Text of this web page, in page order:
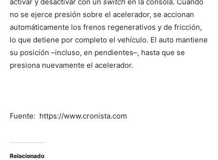
no se ejerce presión sobre el acelerador, se accionan
automáticamente los frenos regenerativos y de fricción,
lo que detiene por completo el vehículo. El auto mantiene
su posición –incluso, en pendientes–, hasta que se
presiona nuevamente el acelerador.
Fuente: https://www.cronista.com
Relacionado